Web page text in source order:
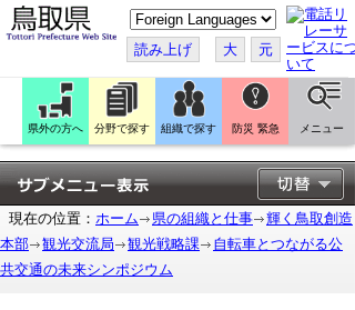
こ
の
ペ
ー
ジ
翻
訳
す
る
読み上げ 大 元
県外の方へ 分野で探す 組織で探す 防災 緊急 メニュー
現在の位置： ホーム 県の組織と仕事
輝く鳥取創造
本部
観光交流局 観光戦略課
自転車とつながる公
共交通の未来シンポジウム